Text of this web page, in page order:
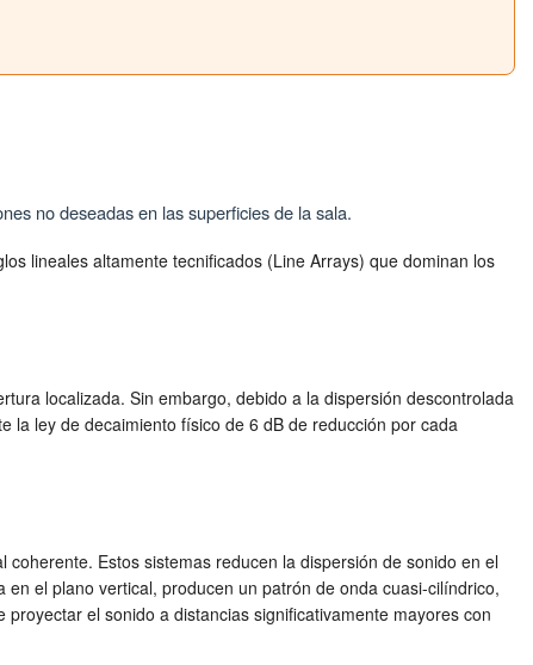
no deseadas en las superficies de la sala.
lineales altamente tecnificados (Line Arrays) que dominan los
localizada. Sin embargo, debido a la dispersión descontrolada
la ley de decaimiento físico de 6 dB de reducción por cada
Estos sistemas reducen la dispersión de sonido en el
el plano vertical, producen un patrón de onda cuasi-cilíndrico,
el sonido a distancias significativamente mayores con